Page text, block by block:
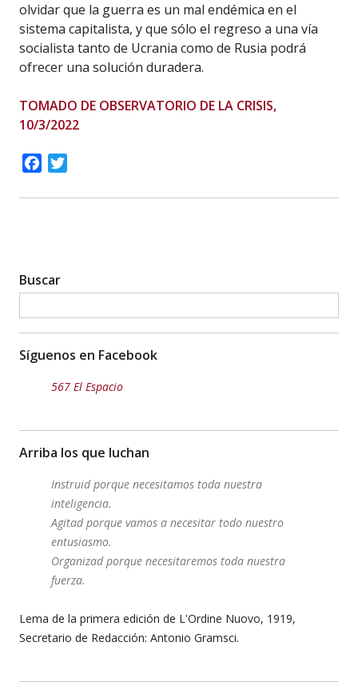
olvidar que la guerra es un mal endémica en el
sistema capitalista, y que sólo el regreso a una vía
socialista tanto de Ucrania como de Rusia podrá
ofrecer una solución duradera.
TOMADO DE OBSERVATORIO DE LA CRISIS,
10/3/2022
Facebook
Buscar
Síguenos en Facebook
567 El Espacio
Arriba los que luchan
Instruid porque necesitamos toda nuestra
inteligencia.
Agitad porque vamos a necesitar todo nuestro
entusiasmo.
Organizad porque necesitaremos toda nuestra
fuerza.
Lema de la primera edición de L'Ordine Nuovo, 1919,
Secretario de Redacción: Antonio Gramsci.